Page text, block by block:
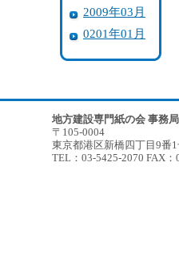
2009年03月
0201年01月
地方建設専門紙の会 事務局
〒105-0004
東京都港区新橋四丁目9番
TEL：03-5425-2070 FAX：